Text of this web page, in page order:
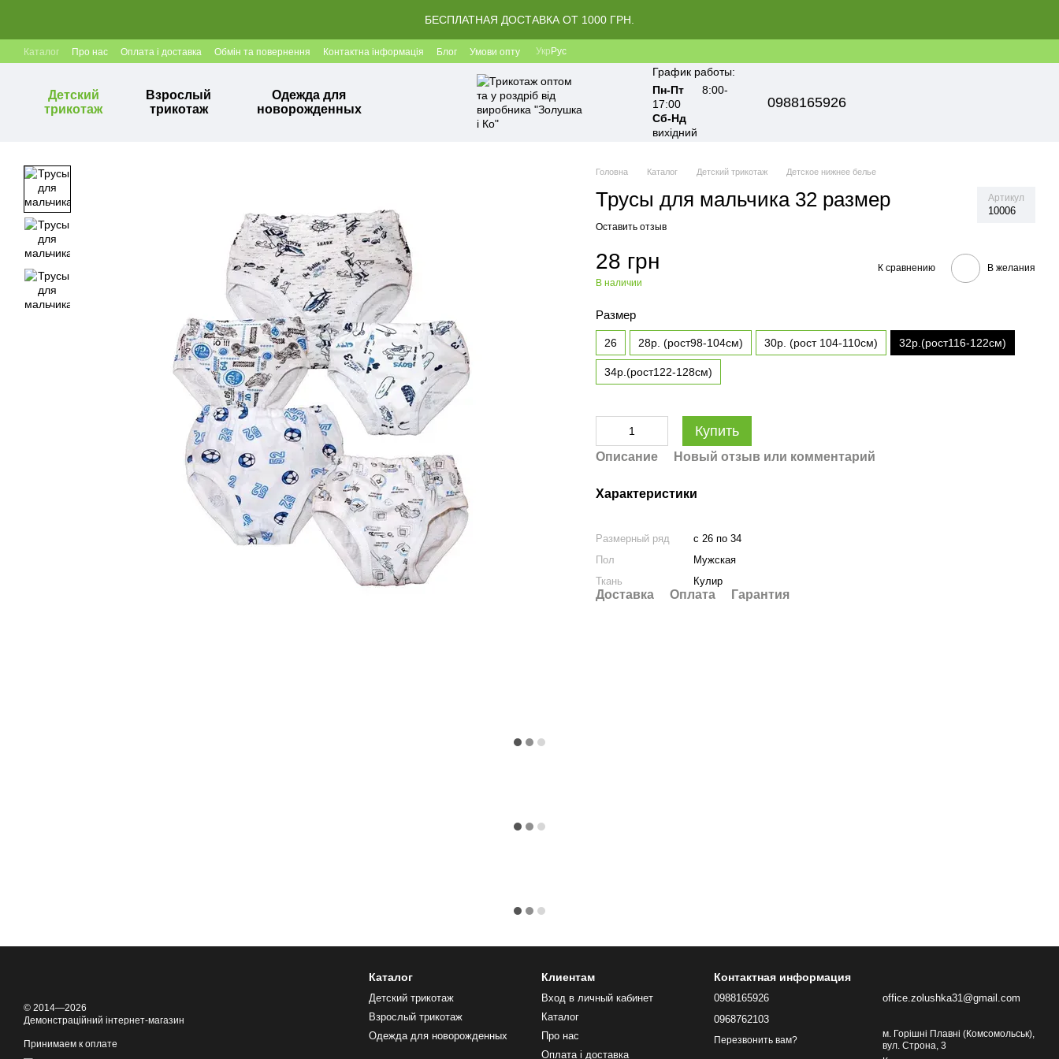
БЕСПЛАТНАЯ ДОСТАВКА ОТ 1000 ГРН.
Каталог Про нас Оплата і доставка Обмін та повернення Контактна інформація Блог Умови опту Укр Рус
Детский
трикотаж
Взрослый
трикотаж
Одежда для
новорожденных
График работы:
Пн-Пт
8:00-
17:00
Сб-Нд
вихідний
0988165926
Головна Каталог Детский трикотаж Детское нижнее белье
Трусы для мальчика 32 размер Артикул
10006
Оставить отзыв
28 грн
В наличии
К сравнению В желания
Размер
26 28р. (рост98-104см) 30р. (рост 104-110см) 32р.(рост116-122см)
34р.(рост122-128см)
Купить
Описание Новый отзыв или комментарий
Характеристики
Размерный ряд
с 26 по 34
Пол
Мужская
Ткань
Кулир
Доставка Оплата Гарантия
© 2014—2026
Демонстраційний інтернет-магазин
Принимаем к оплате
Каталог
Детский трикотаж
Взрослый трикотаж
Одежда для новорожденных
Клиентам
Вход в личный кабинет
Каталог
Про нас
Оплата і доставка
Контактная информация
0988165926
0968762103
Перезвонить вам?
office.zolushka31@gmail.com
м. Горішні Плавні (Комсомольськ),
вул. Строна, 3